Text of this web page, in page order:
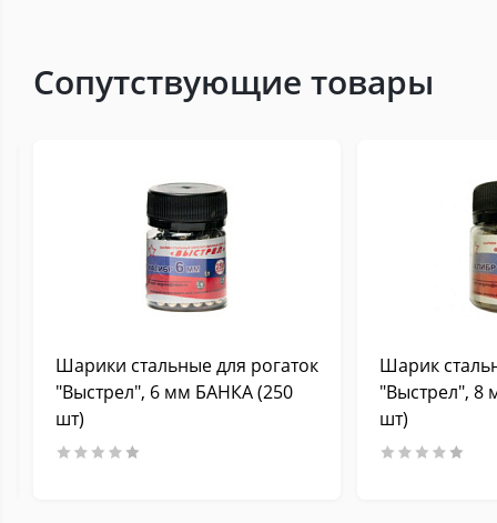
Сопутствующие товары
Шарики стальные для рогаток
"Выстрел", 6 мм БАНКА (250
шт)
Шарик
"Выстрел", 8
шт)